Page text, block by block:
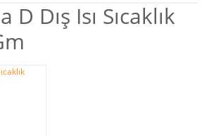
Dış Isı Sıcaklık